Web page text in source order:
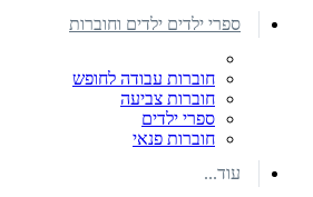
ספרי ילדים ילדים וחוברות
חוברות עבודה לחופש
חוברות צביעה
ספרי ילדים
חוברות פנאי
עוד...